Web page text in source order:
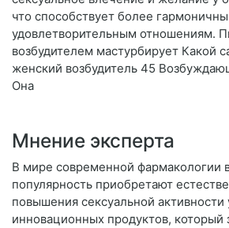
что способствует более
удовлетворительным отношениям.
возбудителем мастурбирует Какой
женский возбудитель 45
Она
Мнение эксперта
В мире современной фармакологии
популярность приобретают
повышения сексуальной
инновационных продуктов, который